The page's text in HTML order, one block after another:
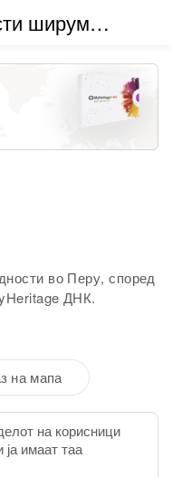
Етнички припадности ширум светот (бета)
во Перу, според
ДНК.
на мапа
на корисници
имаат таа